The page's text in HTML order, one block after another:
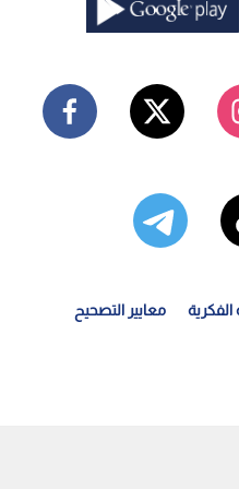
الفكرية معايير التصحيح